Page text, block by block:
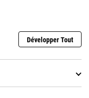
Développer Tout